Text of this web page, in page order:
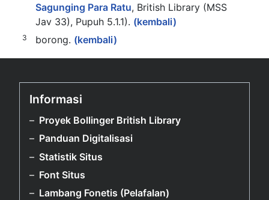
Sagunging Para Ratu, British Library (MSS
Jav 33), Pupuh 5.1.1). (kembali)
3 borong. (kembali)
Informasi
Proyek Bollinger British Library
Panduan Digitalisasi
Statistik Situs
Font Situs
Lambang Fonetis (Pelafalan)